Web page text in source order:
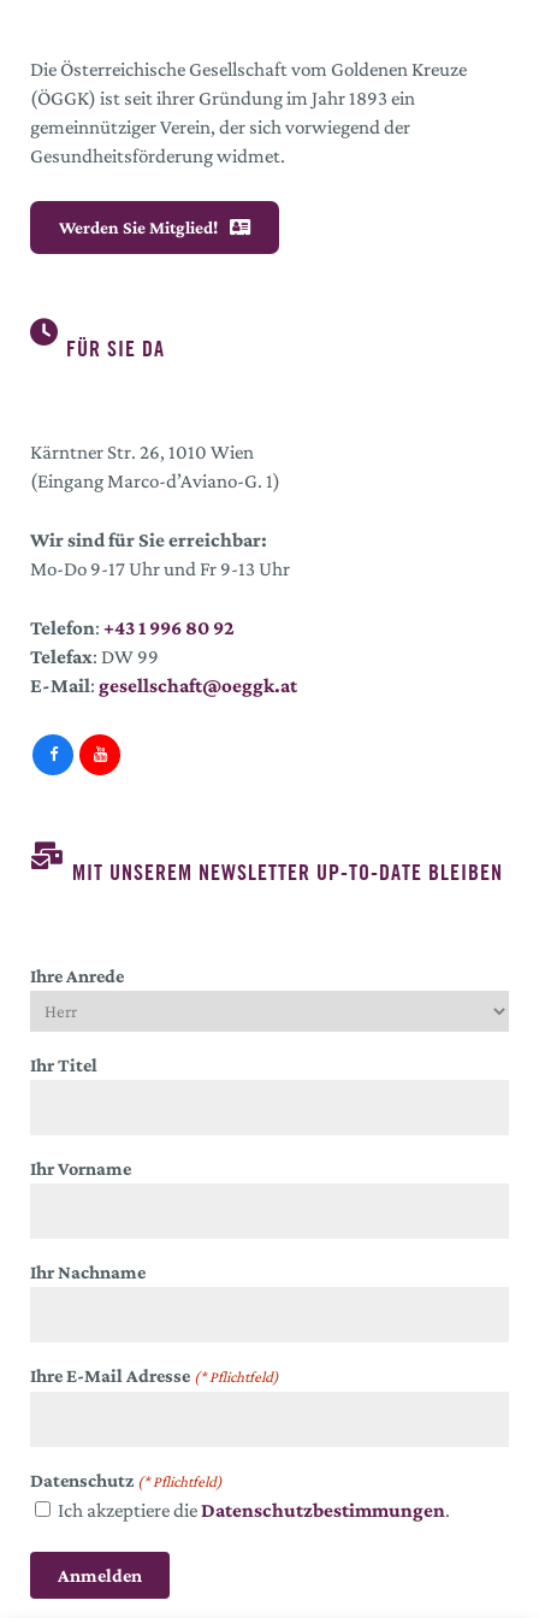
Die Österreichische Gesellschaft vom Goldenen Kreuze
(ÖGGK) ist seit ihrer Gründung im Jahr 1893 ein
gemeinnütziger Verein, der sich vorwiegend der
Gesundheitsförderung widmet.
Werden Sie Mitglied!
FÜR SIE DA
Kärntner Str. 26, 1010 Wien
(Eingang Marco-d’Aviano-G. 1)
Wir sind für Sie erreichbar:
Mo-Do 9-17 Uhr und Fr 9-13 Uhr
Telefon: +43 1 996 80 92
Telefax: DW 99
E-Mail: gesellschaft@oeggk.at
MIT UNSEREM NEWSLETTER UP-TO-DATE BLEIBEN
Ihre Anrede
Ihr Titel
Ihr Vorname
Ihr Nachname
Ihre E-Mail Adresse (* Pflichtfeld)
Datenschutz (* Pflichtfeld)
Ich akzeptiere dieDatenschutzbestimmungen.